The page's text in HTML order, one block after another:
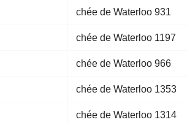
chée de Waterloo 931
chée de Waterloo 1197
chée de Waterloo 966
chée de Waterloo 1353
chée de Waterloo 1314